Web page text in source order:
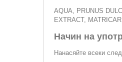
AQUA, PRUNUS
EXTRACT,
Начин на
Нанасяйте всеки